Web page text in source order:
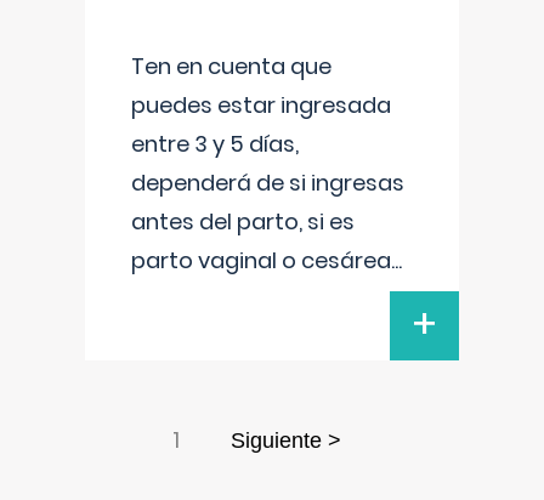
Ten en cuenta que
puedes estar ingresada
entre 3 y 5 días,
dependerá de si ingresas
antes del parto, si es
parto vaginal o cesárea...
+
1 Siguiente >